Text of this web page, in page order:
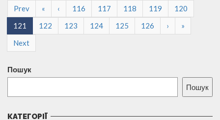
Prev « ‹ 116 117 118 119
120
121
122 123 124 125 126 ›
»
Next
Пошук
Пошук
КАТЕГОРІЇ